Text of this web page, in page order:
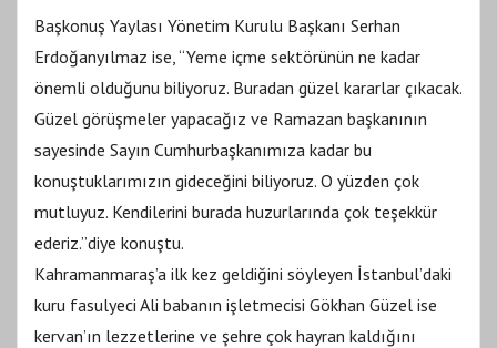
Başkonuş Yaylası Yönetim Kurulu Başkanı Serhan
Erdoğanyılmaz ise, “Yeme içme sektörünün ne kadar
önemli olduğunu biliyoruz. Buradan güzel kararlar çıkacak.
Güzel görüşmeler yapacağız ve Ramazan başkanının
sayesinde Sayın Cumhurbaşkanımıza kadar bu
konuştuklarımızın gideceğini biliyoruz. O yüzden çok
mutluyuz. Kendilerini burada huzurlarında çok teşekkür
ederiz.”diye konuştu.
Kahramanmaraş’a ilk kez geldiğini söyleyen İstanbul’daki
kuru fasulyeci Ali babanın işletmecisi Gökhan Güzel ise
kervan’ın lezzetlerine ve şehre çok hayran kaldığını